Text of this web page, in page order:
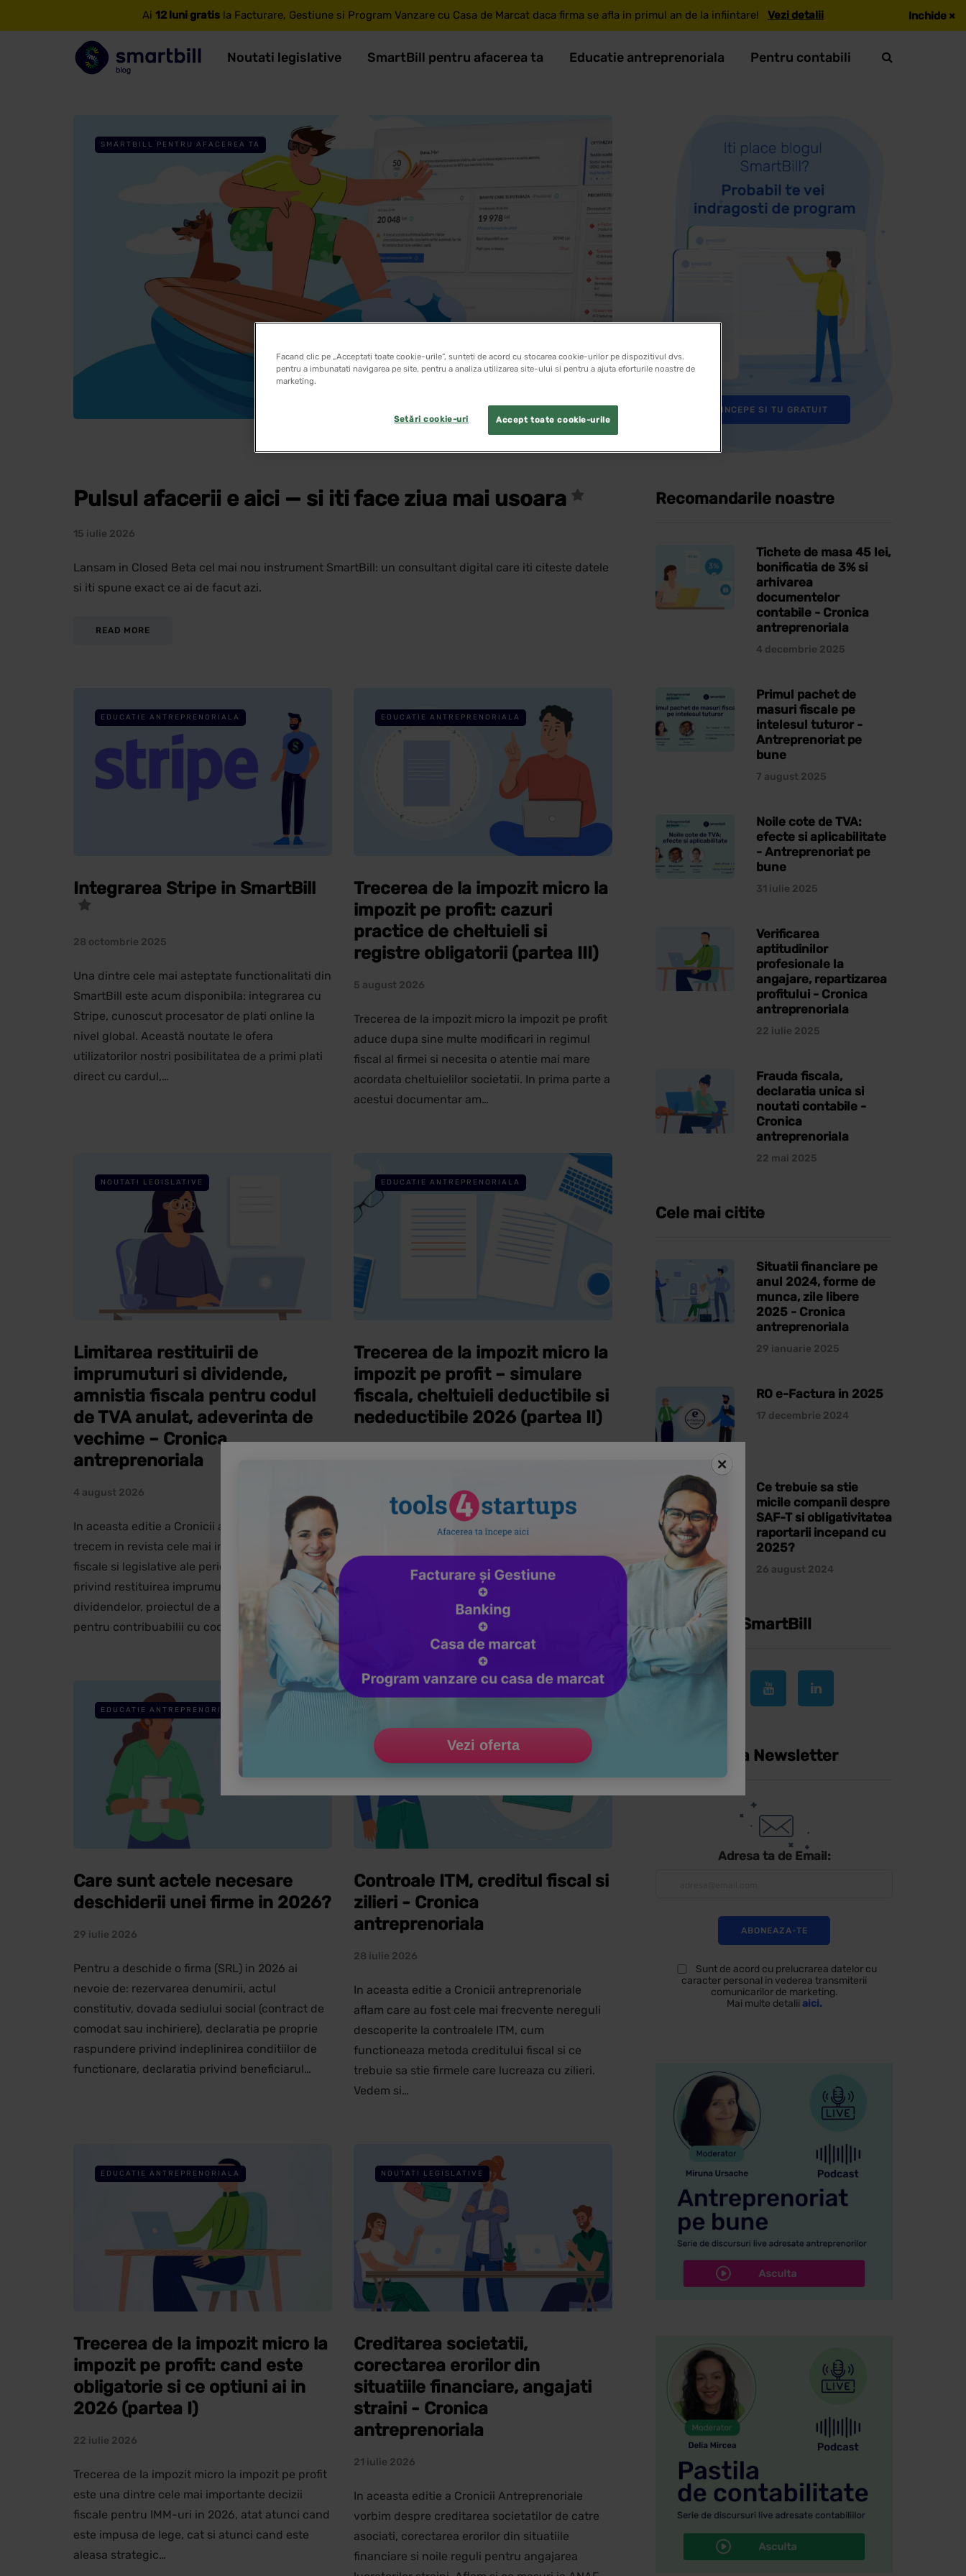
Ai 12 luni gratis la Facturare, Gestiune si Program Vanzare cu Casa de Marcat daca firma se afla in primul an de la infiintare! Vezi detalii Inchide ×
Noutati legislative SmartBill pentru afacerea ta Educatie antreprenoriala Pentru contabili
SMARTBILL PENTRU AFACEREA TA
Pulsul afacerii e aici — si iti face ziua mai usoara
15 iulie 2026
Lansam in Closed Beta cel mai nou instrument SmartBill: un consultant digital care iti citeste datele
si iti spune exact ce ai de facut azi.
READ MORE
EDUCATIE ANTREPRENORIALA
Integrarea Stripe in SmartBill
28 octombrie 2025
Una dintre cele mai asteptate functionalitati din
SmartBill este acum disponibila: integrarea cu
Stripe, cunoscut procesator de plati online la
nivel global. Această noutate le ofera
utilizatorilor nostri posibilitatea de a primi plati
direct cu cardul,…
EDUCATIE ANTREPRENORIALA
Trecerea de la impozit micro la
impozit pe profit: cazuri
practice de cheltuieli si
registre obligatorii (partea III)
5 august 2026
Trecerea de la impozit micro la impozit pe profit
aduce dupa sine multe modificari in regimul
fiscal al firmei si necesita o atentie mai mare
acordata cheltuielilor societatii. In prima parte a
acestui documentar am…
NOUTATI LEGISLATIVE
Limitarea restituirii de
imprumuturi si dividende,
amnistia fiscala pentru codul
de TVA anulat, adeverinta de
vechime – Cronica
antreprenoriala
4 august 2026
In aceasta editie a Cronicii antreprenoriale
trecem in revista cele mai importante modificari
fiscale si legislative ale perioadei: noi reguli
privind restituirea imprumuturilor si distribuirea
dividendelor, proiectul de amnistie fiscala
pentru contribuabilii cu cod de…
EDUCATIE ANTREPRENORIALA
Trecerea de la impozit micro la
impozit pe profit – simulare
fiscala, cheltuieli deductibile si
nedeductibile 2026 (partea II)
este o schimbare importanta pentru orice
antreprenor care vrea sa isi gestioneze mai bine
EDUCATIE ANTREPRENORIALA
Care sunt actele necesare
deschiderii unei firme in 2026?
29 iulie 2026
Pentru a deschide o firma (SRL) in 2026 ai
nevoie de: rezervarea denumirii, actul
constitutiv, dovada sediului social (contract de
comodat sau inchiriere), declaratia pe proprie
raspundere privind indeplinirea conditiilor de
functionare, declaratia privind beneficiarul…
Controale ITM, creditul fiscal si
zilieri - Cronica
antreprenoriala
28 iulie 2026
In aceasta editie a Cronicii antreprenoriale
aflam care au fost cele mai frecvente nereguli
descoperite la controalele ITM, cum
functioneaza metoda creditului fiscal si ce
trebuie sa stie firmele care lucreaza cu zilieri.
Vedem si…
EDUCATIE ANTREPRENORIALA
Trecerea de la impozit micro la
impozit pe profit: cand este
obligatorie si ce optiuni ai in
2026 (partea I)
22 iulie 2026
Trecerea de la impozit micro la impozit pe profit
este una dintre cele mai importante decizii
fiscale pentru IMM-uri in 2026, atat atunci cand
este impusa de lege, cat si atunci cand este
aleasa strategic…
NOUTATI LEGISLATIVE
Creditarea societatii,
corectarea erorilor din
situatiile financiare, angajati
straini - Cronica
antreprenoriala
21 iulie 2026
In aceasta editie a Cronicii Antreprenoriale
vorbim despre creditarea societatilor de catre
asociati, corectarea erorilor din situatiile
financiare si noile reguli pentru angajarea
INCEPE SI TU GRATUIT
Recomandarile noastre
Tichete de masa 45 lei,
bonificatia de 3% si
arhivarea
documentelor
contabile - Cronica
antreprenoriala
4 decembrie 2025
Primul pachet de
masuri fiscale pe
intelesul tuturor -
Antreprenoriat pe
bune
7 august 2025
Noile cote de TVA:
efecte si aplicabilitate
- Antreprenoriat pe
bune
31 iulie 2025
Verificarea
aptitudinilor
profesionale la
angajare, repartizarea
profitului - Cronica
antreprenoriala
22 iulie 2025
Frauda fiscala,
declaratia unica si
noutati contabile -
Cronica
antreprenoriala
22 mai 2025
Cele mai citite
Situatii financiare pe
anul 2024, forme de
munca, zile libere
2025 - Cronica
antreprenoriala
29 ianuarie 2025
RO e-Factura in 2025
17 decembrie 2024
Ce trebuie sa stie
micile companii despre
SAF-T si obligativitatea
raportarii incepand cu
2025?
26 august 2024
Urmareste SmartBill
Inscrie-te la Newsletter
Adresa ta de Email:
Sunt de acord cu prelucrarea datelor cu
caracter personal in vederea transmiterii
comunicarilor de marketing.
Mai multe detalii aici.
Vezi oferta
Facand clic pe „Acceptati toate cookie-urile”, sunteti de acord cu stocarea cookie-urilor pe dispozitivul dvs.
pentru a imbunatati navigarea pe site, pentru a analiza utilizarea site-ului si pentru a ajuta eforturile noastre de
marketing.
Accept toate cookie-urile
Setări cookie-uri